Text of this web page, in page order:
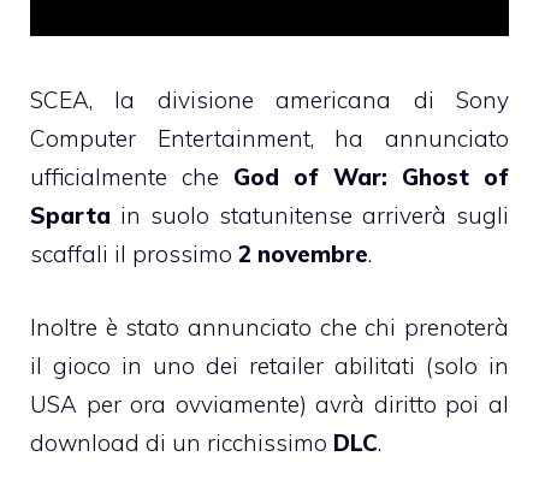
SCEA, la divisione americana di Sony
Computer Entertainment, ha annunciato
ufficialmente che God of War: Ghost of
Sparta in suolo statunitense arriverà sugli
scaffali il prossimo 2 novembre.
Inoltre è stato annunciato che chi prenoterà
il gioco in uno dei retailer abilitati (solo in
USA per ora ovviamente) avrà diritto poi al
download di un ricchissimo DLC.